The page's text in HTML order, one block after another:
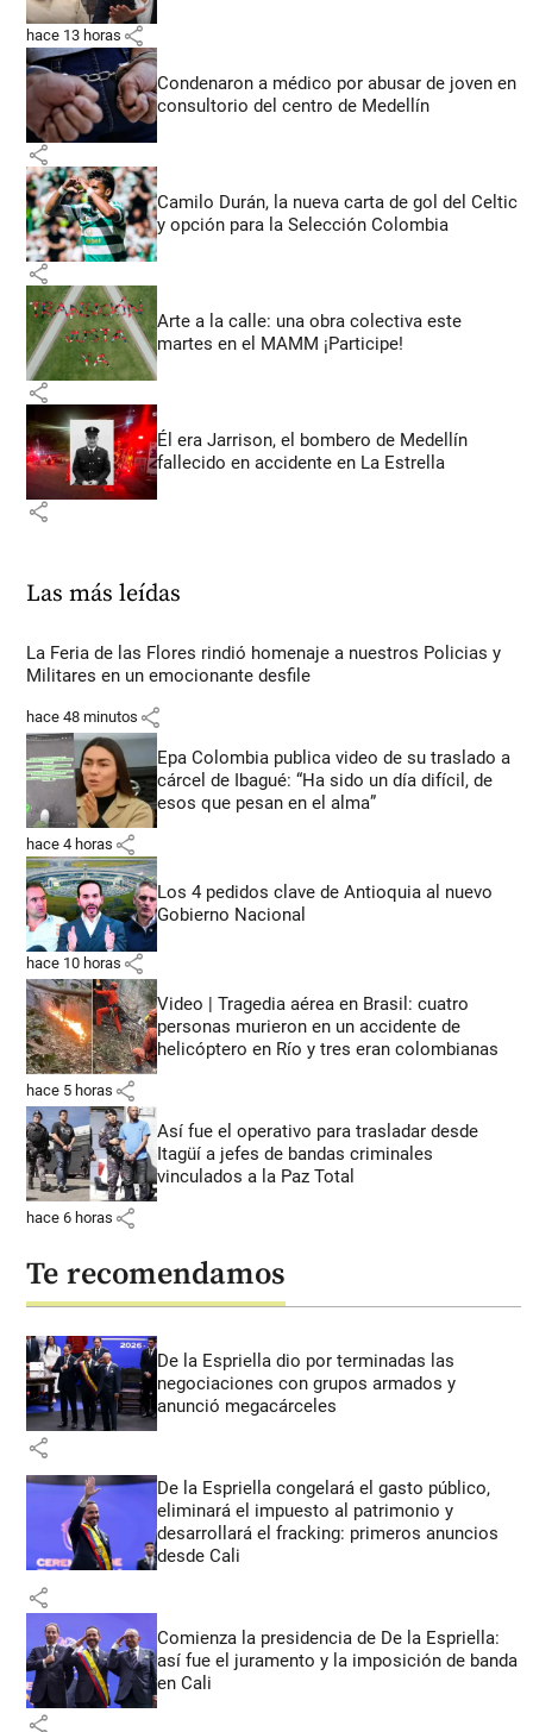
hace 13 horas share
Condenaron a médico por abusar de joven en
consultorio del centro de Medellín
share
Camilo Durán, la nueva carta de gol del Celtic
y opción para la Selección Colombia
share
Arte a la calle: una obra colectiva este
martes en el MAMM ¡Participe!
share
Él era Jarrison, el bombero de Medellín
fallecido en accidente en La Estrella
share
Las más leídas
La Feria de las Flores rindió homenaje a nuestros Policias y
Militares en un emocionante desfile
hace 48 minutos share
Epa Colombia publica video de su traslado a
cárcel de Ibagué: “Ha sido un día difícil, de
esos que pesan en el alma”
hace 4 horas share
Los 4 pedidos clave de Antioquia al nuevo
Gobierno Nacional
hace 10 horas share
Video | Tragedia aérea en Brasil: cuatro
personas murieron en un accidente de
helicóptero en Río y tres eran colombianas
hace 5 horas share
Así fue el operativo para trasladar desde
Itagüí a jefes de bandas criminales
vinculados a la Paz Total
hace 6 horas share
Te recomendamos
De la Espriella dio por terminadas las
negociaciones con grupos armados y
anunció megacárceles
share
De la Espriella congelará el gasto público,
eliminará el impuesto al patrimonio y
desarrollará el fracking: primeros anuncios
desde Cali
share
Comienza la presidencia de De la Espriella:
así fue el juramento y la imposición de banda
en Cali
share